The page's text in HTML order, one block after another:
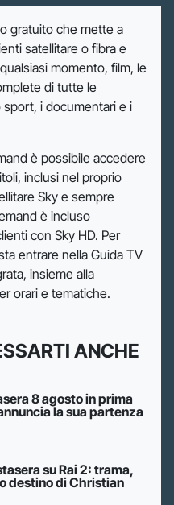
gratuito che mette a
satellitare o fibra e
momento, film, le
di tutte le
i documentari e i
è possibile accedere
inclusi nel proprio
Sky e sempre
è incluso
con Sky HD. Per
entrare nella Guida TV
insieme alla
orari e tematiche.
ANCHE
8 agosto in prima
la sua partenza
su Rai 2: trama,
destino di Christian